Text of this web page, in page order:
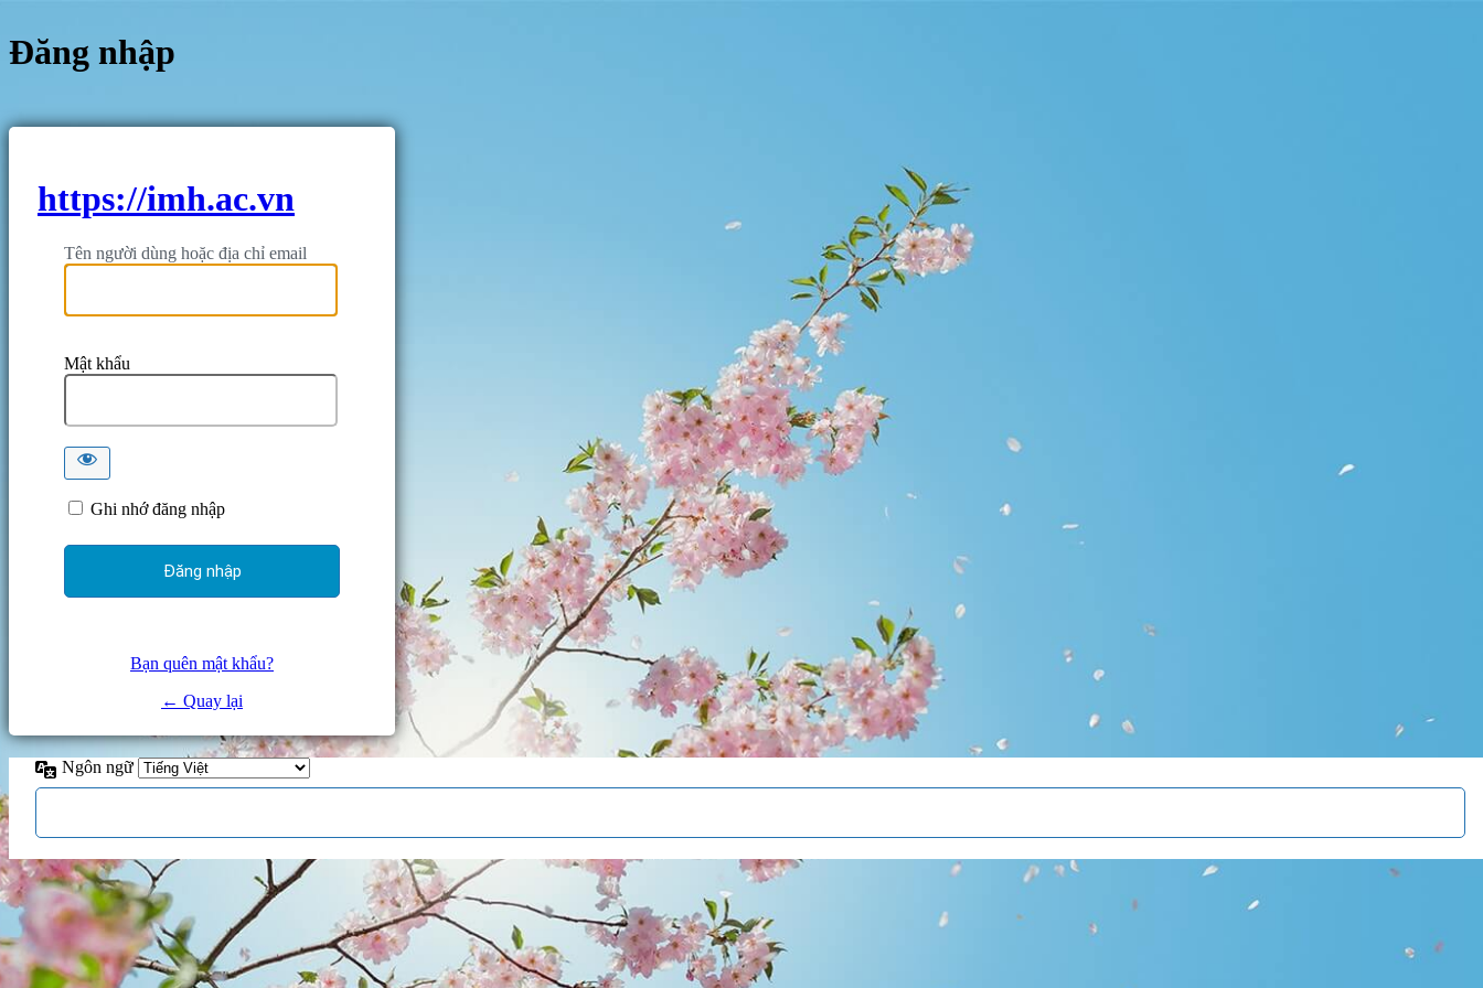
Đăng nhập
https://imh.ac.vn
Tên người dùng hoặc địa chỉ email
Mật khẩu
Ghi nhớ đăng nhập
Bạn quên mật khẩu?
← Quay lại
Ngôn ngữ